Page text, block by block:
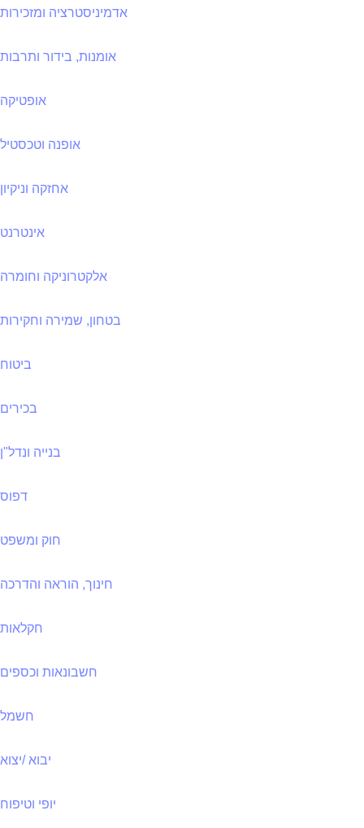
אדמיניסטרציה ומזכירות
אומנות, בידור ותרבות
אופטיקה
אופנה וטכסטיל
אחזקה וניקיון
אינטרנט
אלקטרוניקה וחומרה
בטחון, שמירה וחקירות
ביטוח
בכירים
בנייה ונדל"ן
דפוס
חוק ומשפט
חינוך, הוראה והדרכה
חקלאות
חשבונאות וכספים
חשמל
יבוא /יצוא
יופי וטיפוח